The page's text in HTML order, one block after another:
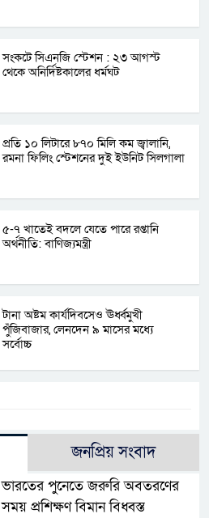
সংকটে সিএনজি স্টেশন : ২৩ আগস্ট
থেকে অনির্দিষ্টকালের ধর্মঘট
প্রতি ১০ লিটারে ৮৭০ মিলি কম জ্বালানি,
রমনা ফিলিং স্টেশনের দুই ইউনিট সিলগালা
৫-৭ খাতেই বদলে যেতে পারে রপ্তানি
অর্থনীতি: বাণিজ্যমন্ত্রী
টানা অষ্টম কার্যদিবসেও ঊর্ধ্বমুখী
পুঁজিবাজার, লেনদেন ৯ মাসের মধ্যে
সর্বোচ্চ
জনপ্রিয় সংবাদ
ভারতের পুনেতে জরুরি অবতরণের
সময় প্রশিক্ষণ বিমান বিধ্বস্ত